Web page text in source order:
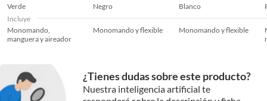
Verde
Negro Blanco
Incluye
Monomando,
manguera y aireador
Monomando y flexible Monomando y flexible
¿Tienes dudas sobre este producto?
Nuestra inteligencia artificial te